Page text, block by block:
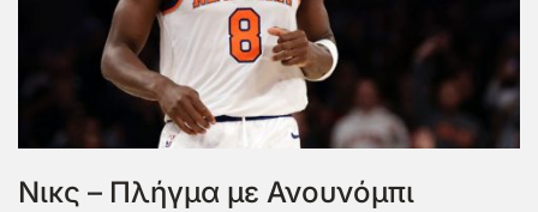
Νικς – Πλήγμα με Ανουνόμπι